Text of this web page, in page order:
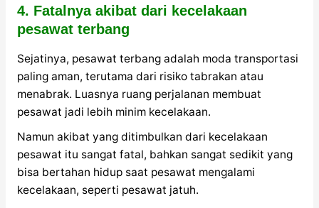
4. Fatalnya akibat dari kecelakaan
pesawat terbang
Sejatinya, pesawat terbang adalah moda transportasi
paling aman, terutama dari risiko tabrakan atau
menabrak. Luasnya ruang perjalanan membuat
pesawat jadi lebih minim kecelakaan.
Namun akibat yang ditimbulkan dari kecelakaan
pesawat itu sangat fatal, bahkan sangat sedikit yang
bisa bertahan hidup saat pesawat mengalami
kecelakaan, seperti pesawat jatuh.